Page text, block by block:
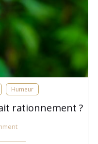
Humeur
rationnement ?